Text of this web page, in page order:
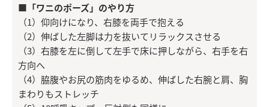
■「ワニのポーズ」のやり方
（1）仰向けになり、右膝を両手で抱える
（2）伸ばした左脚は力を抜いてリラックスさせる
（3）右膝を左に倒して左手で床に押しながら、右手を右
方向へ
（4）脇腹やお尻の筋肉をゆるめ、伸ばした右腕と肩、胸
まわりもストレッチ